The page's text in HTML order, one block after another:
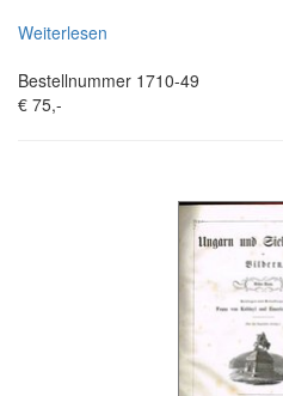
Weiterlesen
Bestellnummer 1710-49
€ 75,-